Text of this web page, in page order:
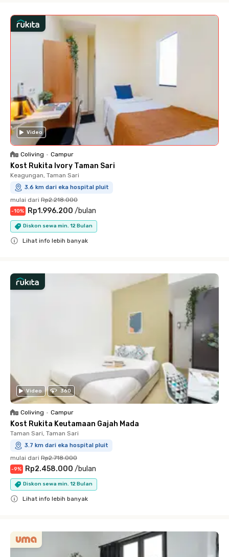
Video
Coliving • Campur
Kost Rukita Ivory Taman Sari
Keagungan, Taman Sari
3.6 km dari eka hospital pluit
mulai dari Rp2.218.000
-10% Rp1.996.200 /bulan
Diskon sewa min. 12 Bulan
Lihat info lebih banyak
Video 360
Coliving • Campur
Kost Rukita Keutamaan Gajah Mada
Taman Sari, Taman Sari
3.7 km dari eka hospital pluit
mulai dari Rp2.718.000
-9% Rp2.458.000 /bulan
Diskon sewa min. 12 Bulan
Lihat info lebih banyak